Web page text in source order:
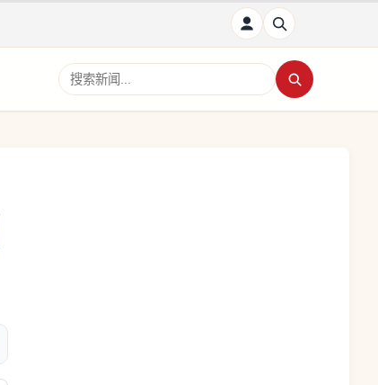
搜索新闻